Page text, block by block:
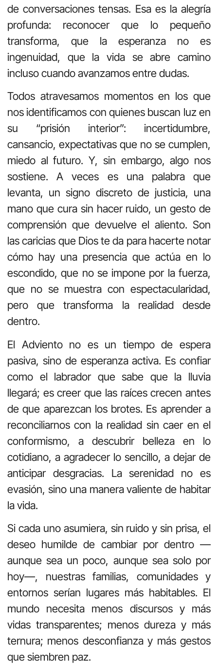
de conversaciones tensas. Esa es la alegría
profunda: reconocer que lo pequeño
transforma, que la esperanza no es
ingenuidad, que la vida se abre camino
incluso cuando avanzamos entre dudas.
Todos atravesamos momentos en los que
nos identificamos con quienes buscan luz en
su “prisión interior”: incertidumbre,
cansancio, expectativas que no se cumplen,
miedo al futuro. Y, sin embargo, algo nos
sostiene. A veces es una palabra que
levanta, un signo discreto de justicia, una
mano que cura sin hacer ruido, un gesto de
comprensión que devuelve el aliento. Son
las caricias que Dios te da para hacerte notar
cómo hay una presencia que actúa en lo
escondido, que no se impone por la fuerza,
que no se muestra con espectacularidad,
pero que transforma la realidad desde
dentro.
El Adviento no es un tiempo de espera
pasiva, sino de esperanza activa. Es confiar
como el labrador que sabe que la lluvia
llegará; es creer que las raíces crecen antes
de que aparezcan los brotes. Es aprender a
reconciliarnos con la realidad sin caer en el
conformismo, a descubrir belleza en lo
cotidiano, a agradecer lo sencillo, a dejar de
anticipar desgracias. La serenidad no es
evasión, sino una manera valiente de habitar
la vida.
Si cada uno asumiera, sin ruido y sin prisa, el
deseo humilde de cambiar por dentro —
aunque sea un poco, aunque sea solo por
hoy—, nuestras familias, comunidades y
entornos serían lugares más habitables. El
mundo necesita menos discursos y más
vidas transparentes; menos dureza y más
ternura; menos desconfianza y más gestos
que siembren paz.